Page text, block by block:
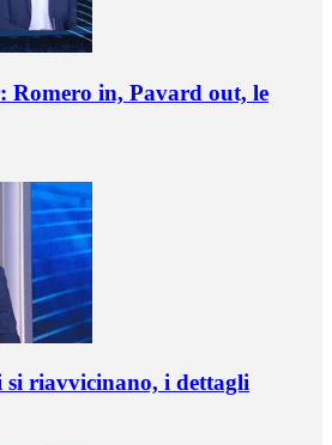
Romero in, Pavard out, le
riavvicinano, i dettagli